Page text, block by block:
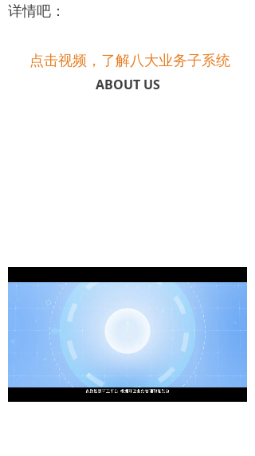
详情吧：
点击视频，了解八大业务子系统
ABOUT US